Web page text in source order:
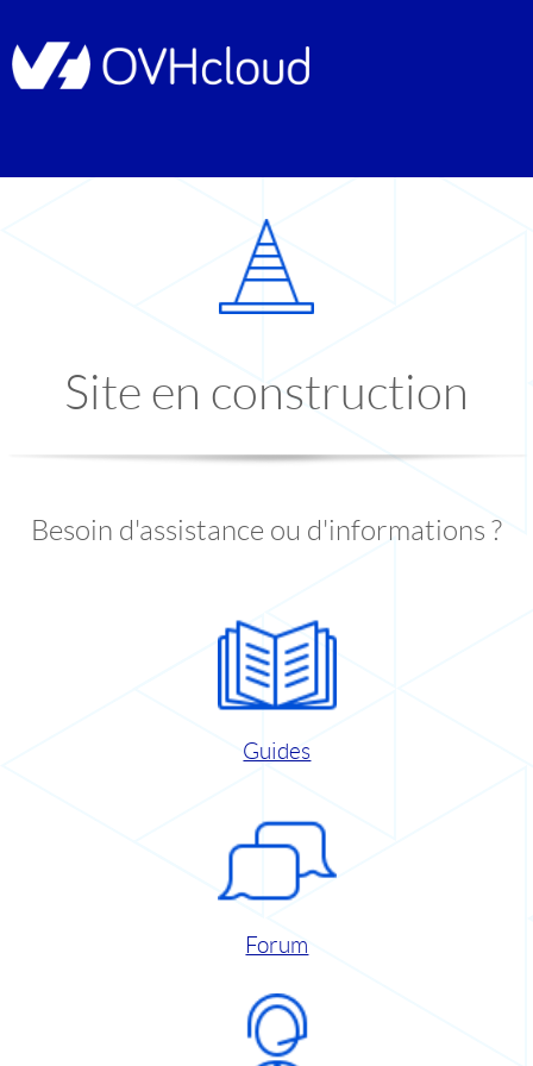
Site en construction
Besoin d'assistance ou d'informations ?
Guides
Forum